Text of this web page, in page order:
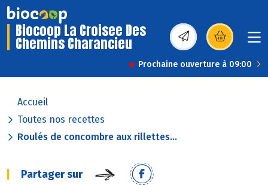
Biocoop La Croisee Des
Chemins Charancieu (s’ouvre dans une
Prochaine ouverture à 09:00
Accueil
Toutes nos recettes
Roulés de concombre aux rillettes...
Partager sur